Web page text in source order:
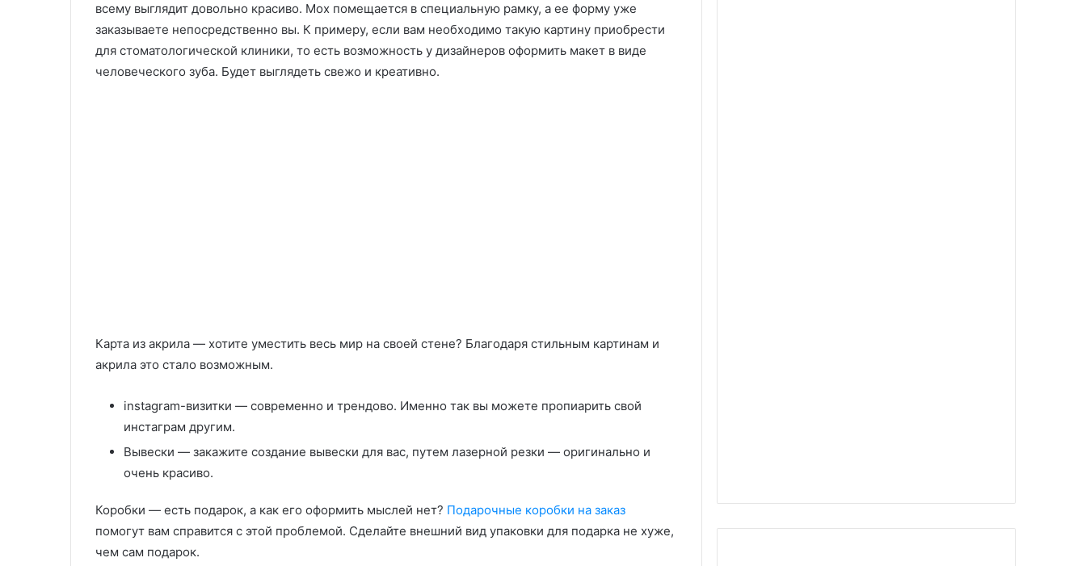
всему выглядит довольно красиво. Мох помещается в специальную рамку, а ее форму уже
заказываете непосредственно вы. К примеру, если вам необходимо такую картину приобрести
для стоматологической клиники, то есть возможность у дизайнеров оформить макет в виде
человеческого зуба. Будет выглядеть свежо и креативно.
Карта из акрила — хотите уместить весь мир на своей стене? Благодаря стильным картинам и
акрила это стало возможным.
instagram-визитки — современно и трендово. Именно так вы можете пропиарить свой
инстаграм другим.
Вывески — закажите создание вывески для вас, путем лазерной резки — оригинально и
очень красиво.
Коробки — есть подарок, а как его оформить мыслей нет? Подарочные коробки на заказ
помогут вам справится с этой проблемой. Сделайте внешний вид упаковки для подарка не хуже,
чем сам подарок.